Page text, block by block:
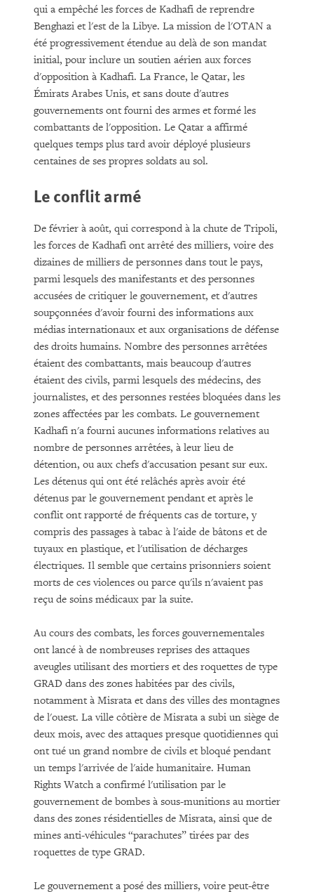
qui a empêché les forces de Kadhafi de reprendre
Benghazi et l'est de la Libye. La mission de l'OTAN a
été progressivement étendue au delà de son mandat
initial, pour inclure un soutien aérien aux forces
d'opposition à Kadhafi. La France, le Qatar, les
Émirats Arabes Unis, et sans doute d'autres
gouvernements ont fourni des armes et formé les
combattants de l'opposition. Le Qatar a affirmé
quelques temps plus tard avoir déployé plusieurs
centaines de ses propres soldats au sol.
Le conflit armé
De février à août, qui correspond à la chute de Tripoli,
les forces de Kadhafi ont arrêté des milliers, voire des
dizaines de milliers de personnes dans tout le pays,
parmi lesquels des manifestants et des personnes
accusées de critiquer le gouvernement, et d'autres
soupçonnées d'avoir fourni des informations aux
médias internationaux et aux organisations de défense
des droits humains. Nombre des personnes arrêtées
étaient des combattants, mais beaucoup d'autres
étaient des civils, parmi lesquels des médecins, des
journalistes, et des personnes restées bloquées dans les
zones affectées par les combats. Le gouvernement
Kadhafi n'a fourni aucunes informations relatives au
nombre de personnes arrêtées, à leur lieu de
détention, ou aux chefs d'accusation pesant sur eux.
Les détenus qui ont été relâchés après avoir été
détenus par le gouvernement pendant et après le
conflit ont rapporté de fréquents cas de torture, y
compris des passages à tabac à l'aide de bâtons et de
tuyaux en plastique, et l'utilisation de décharges
électriques. Il semble que certains prisonniers soient
morts de ces violences ou parce qu'ils n'avaient pas
reçu de soins médicaux par la suite.
Au cours des combats, les forces gouvernementales
ont lancé à de nombreuses reprises des attaques
aveugles utilisant des mortiers et des roquettes de type
GRAD dans des zones habitées par des civils,
notamment à Misrata et dans des villes des montagnes
de l'ouest. La ville côtière de Misrata a subi un siège de
deux mois, avec des attaques presque quotidiennes qui
ont tué un grand nombre de civils et bloqué pendant
un temps l'arrivée de l'aide humanitaire. Human
Rights Watch a confirmé l'utilisation par le
gouvernement de bombes à sous-munitions au mortier
dans des zones résidentielles de Misrata, ainsi que de
mines anti-véhicules “parachutes” tirées par des
roquettes de type GRAD.
Le gouvernement a posé des milliers, voire peut-être